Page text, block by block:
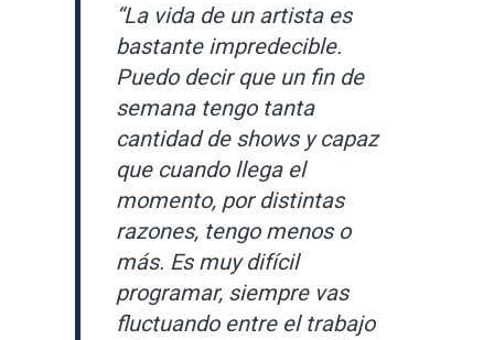
“La vida de un artista es
bastante impredecible.
Puedo decir que un fin de
semana tengo tanta
cantidad de shows y capaz
que cuando llega el
momento, por distintas
razones, tengo menos o
más. Es muy difícil
programar, siempre vas
fluctuando entre el trabajo